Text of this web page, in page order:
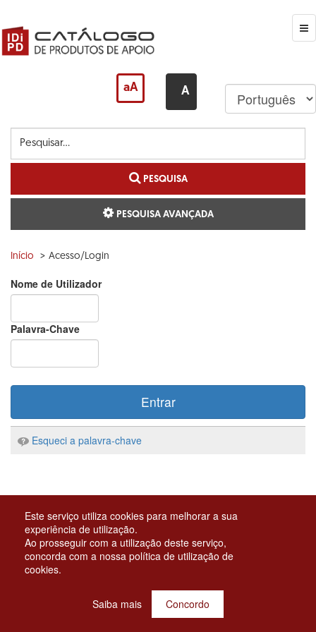
o
conteúdo
principal
Este serviço utiliza cookies para melhorar a sua
experiência de utilização.
Ao prosseguir com a utilização deste serviço,
concorda com a nossa política de utilização de
cookies.
Saiba mais Concordo
aA A
PESQUISA
PESQUISA AVANÇADA
Início Acesso/Login
Nome de Utilizador
Palavra-Chave
Entrar
Esqueci a palavra-chave
ACESSIBILIDADE | AVISOS LEGAIS|POLÍTICA DE PRIVACIDADE
COOKIES
© Instituto de Informática, IP. Todos os direitos reservados.